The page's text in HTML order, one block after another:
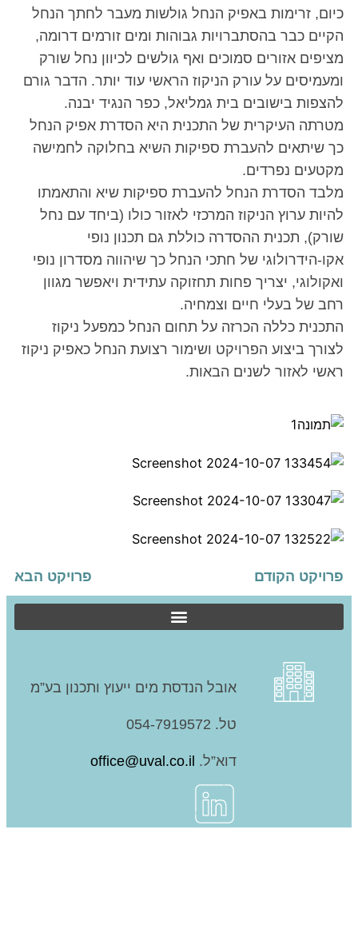
כיום, זרימות באפיק הנחל גולשות מעבר לחתך הנחל
הקיים כבר בהסתברויות גבוהות ומים זורמים דרומה,
מציפים אזורים סמוכים ואף גולשים לכיוון נחל שורק
ומעמיסים על עורק הניקוז הראשי עוד יותר. הדבר גורם
להצפות בישובים בית גמליאל, כפר הנגיד יבנה.
מטרתה העיקרית של התכנית היא הסדרת אפיק הנחל
כך שיתאים להעברת ספיקות השיא בחלוקה לחמישה
מקטעים נפרדים.
מלבד הסדרת הנחל להעברת ספיקות שיא והתאמתו
להיות ערוץ הניקוז המרכזי לאזור כולו (ביחד עם נחל
שורק), תכנית ההסדרה כוללת גם תכנון נופי
אקו-הידרולוגי של חתכי הנחל כך שיהווה מסדרון נופי
ואקולוגי, יצריך פחות תחזוקה עתידית ויאפשר מגוון
רחב של בעלי חיים וצמחיה.
התכנית כללה הכרזה על תחום הנחל כמפעל ניקוז
לצורך ביצוע הפרויקט ושימור רצועת הנחל כאפיק ניקוז
ראשי לאזור לשנים הבאות.
פרויקט הקודם פרויקט הבא
אובל הנדסת מים ייעוץ ותכנון בע”מ
טל. 054-7919572
דוא”ל. office@uval.co.il